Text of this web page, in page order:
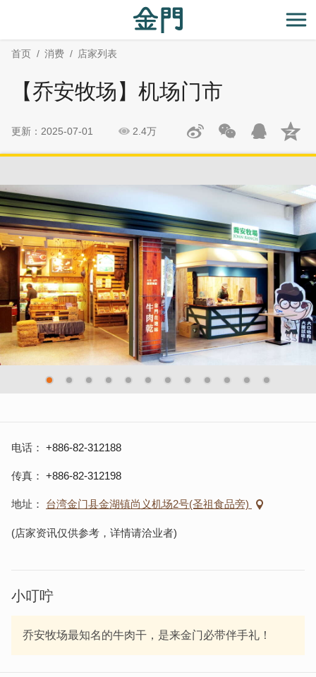
主
开
首页 消费 店家列表
【乔安牧场】机场门市
更新：2025-07-01 2.4万
社
电话 +886-82-312188
传真 +886-82-312198
地址 台湾金门县金湖镇尚义机场2号(圣祖食品旁)
(店家资讯仅供参考，详情请洽业者)
小叮咛
乔安牧场最知名的牛肉干，是来金门必带伴手礼！